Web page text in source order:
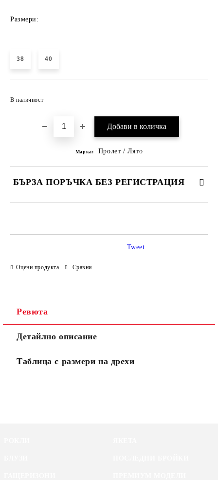
Размери:
38 40
В наличност
Марка: Пролет / Лято
БЪРЗА ПОРЪЧКА БЕЗ РЕГИСТРАЦИЯ
Оцени продукта Сравни
Tweet
Ревюта
Детайлно описание
Таблица с размери на дрехи